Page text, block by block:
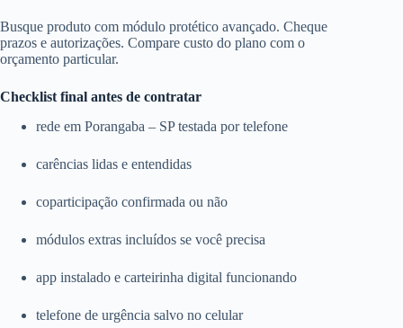
Busque produto com módulo protético avançado. Cheque
prazos e autorizações. Compare custo do plano com o
orçamento particular.
Checklist final antes de contratar
rede em Porangaba – SP testada por telefone
carências lidas e entendidas
coparticipação confirmada ou não
módulos extras incluídos se você precisa
app instalado e carteirinha digital funcionando
telefone de urgência salvo no celular